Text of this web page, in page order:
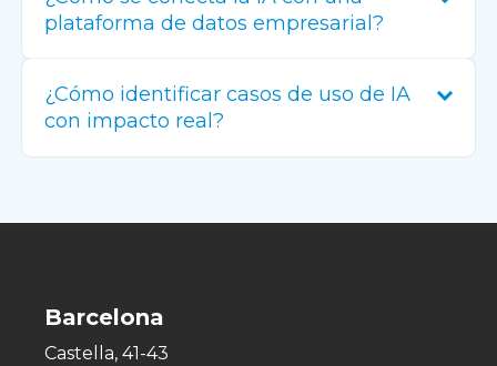
plataforma de datos empresarial?
¿Cómo identificar casos de uso de IA
con impacto real?
Barcelona
Castella, 41-43